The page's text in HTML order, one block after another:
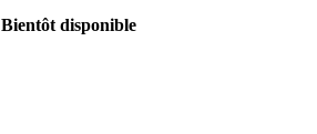
Bientôt disponible